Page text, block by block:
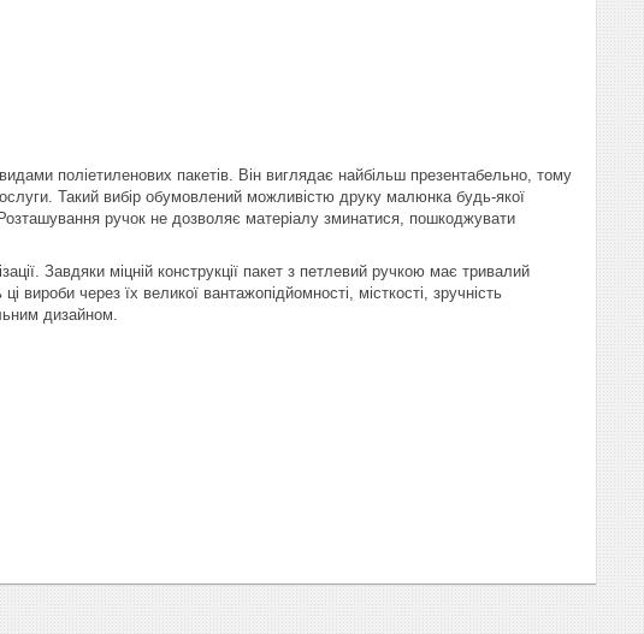
поліетиленових пакетів. Він виглядає найбільш презентабельно, тому
Такий вибір обумовлений можливістю друку малюнка будь-якої
ручок не дозволяє матеріалу зминатися, пошкоджувати
Завдяки міцній конструкції пакет з петлевий ручкою має тривалий
через їх великої вантажопідйомності, місткості, зручність
дизайном.